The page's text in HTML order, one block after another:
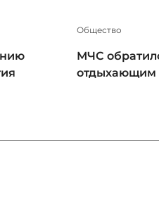
Общество
МЧС
отдыхающим